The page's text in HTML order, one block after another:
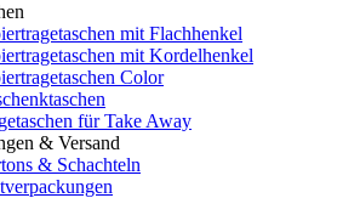
mit Flachhenkel
mit Kordelhenkel
Color
für Take Away
& Versand
& Schachteln